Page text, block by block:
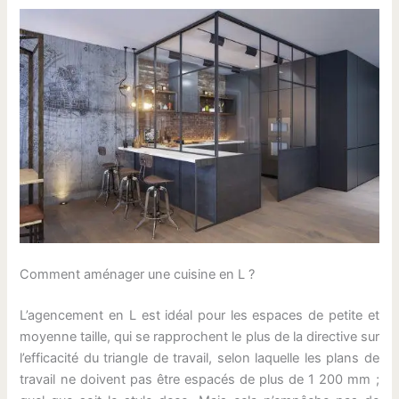
Comment aménager une cuisine en L ?
L’agencement en L est idéal pour les espaces de petite et
moyenne taille, qui se rapprochent le plus de la directive sur
l’efficacité du triangle de travail, selon laquelle les plans de
travail ne doivent pas être espacés de plus de 1 200 mm ;